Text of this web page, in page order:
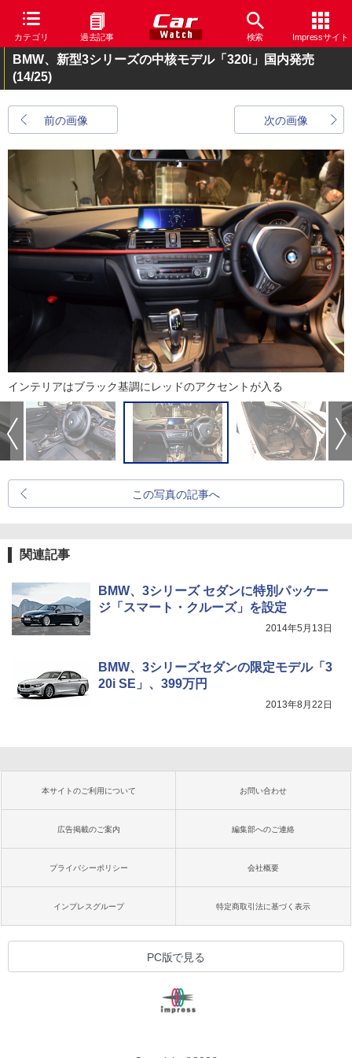
カテゴリ 過去記事 検索 Impressサイト
BMW、新型3シリーズの中核モデル「320i」国内発売
(14/25)
前の画像 次の画像
インテリアはブラック基調にレッドのアクセントが入る
この写真の記事へ
関連記事
BMW、3シリーズ セダンに特別パッケー
ジ「スマート・クルーズ」を設定
2014年5月13日
BMW、3シリーズセダンの限定モデル「3
20i SE」、399万円
2013年8月22日
本サイトのご利用について お問い合わせ
広告掲載のご案内 編集部へのご連絡
プライバシーポリシー 会社概要
インプレスグループ 特定商取引法に基づく表示
PC版で見る